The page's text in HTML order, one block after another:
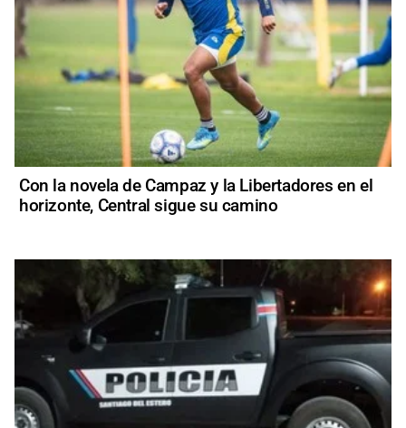
Con la novela de Campaz y la Libertadores en el
horizonte, Central sigue su camino